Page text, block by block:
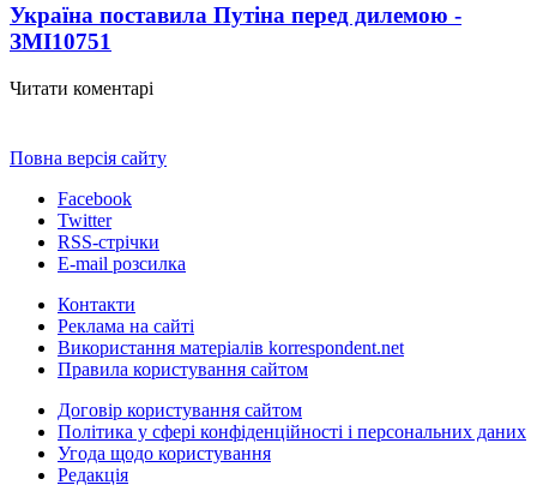
Україна поставила Путіна перед дилемою -
ЗМІ10751
Читати коментарі
Повна версія сайту
Facebook
Twitter
RSS-стрічки
E-mail розсилка
Контакти
Реклама на сайті
Використання матеріалів korrespondent.net
Правила користування сайтом
Договір користування сайтом
Політика у сфері конфіденційності і персональних даних
Угода щодо користування
Редакція